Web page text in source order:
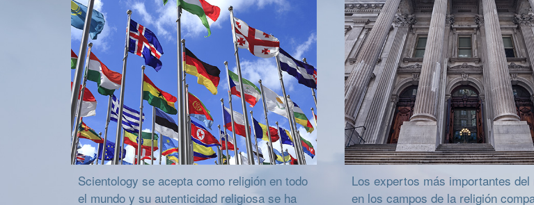
Scientology se acepta como religión en todo
el mundo y su autenticidad religiosa se ha
Los expertos más importantes del
en los campos de la religión